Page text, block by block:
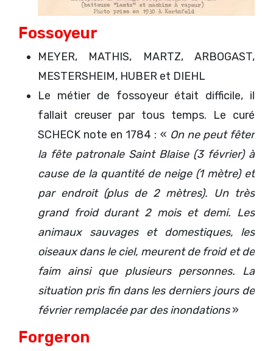
Fossoyeur
MEYER, MATHIS, MARTZ, ARBOGAST,
MESTERSHEIM, HUBER et DIEHL
Le métier de fossoyeur était difficile, il
fallait creuser par tous temps. Le curé
SCHECK note en 1784 : « On ne peut fêter
la fête patronale Saint Blaise (3 février) à
cause de la quantité de neige (1 mètre) et
par endroit (plus de 2 mètres). Un très
grand froid durant 2 mois et demi. Les
animaux sauvages et domestiques, les
oiseaux dans le ciel, meurent de froid et de
faim ainsi que plusieurs personnes. La
situation pris fin dans les derniers jours de
février remplacée par des inondations»
Forgeron